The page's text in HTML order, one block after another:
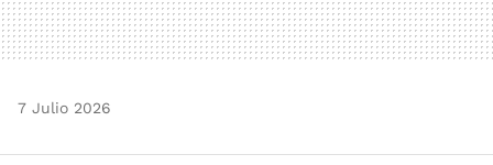
7 Julio 2026